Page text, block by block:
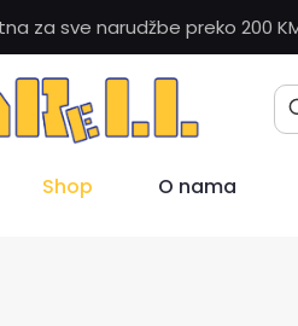
za sve narudžbe preko 200
Shop O nama